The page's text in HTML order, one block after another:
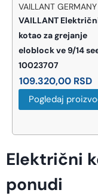
VAILLANT GERMANY
VAILLANT
kotao za grejanje
eloblock ve 9/14
10023707
109.320,00 RSD
Pogledaj
Električni
ponudi